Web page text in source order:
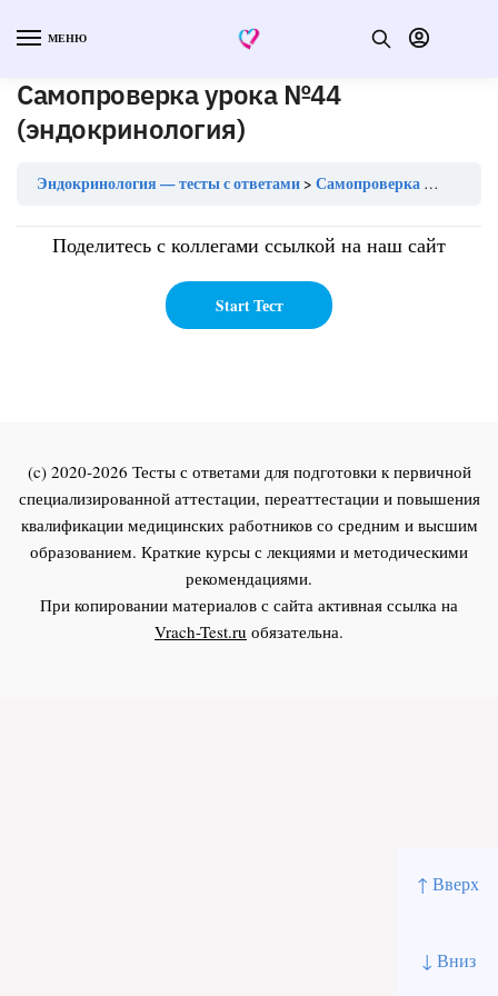
↑ Вверх
↓ Вниз
МЕНЮ
Самопроверка урока №44
(эндокринология)
Эндокринология — тесты с ответами Самопроверка урока №44 (эндокринология)
Поделитесь с коллегами ссылкой на наш сайт
(c) 2020-2026 Тесты с ответами для подготовки к первичной
специализированной аттестации, переаттестации и повышения
квалификации медицинских работников со средним и высшим
образованием. Краткие курсы с лекциями и методическими
рекомендациями.
При копировании материалов с сайта активная ссылка на
Vrach-Test.ru обязательна.